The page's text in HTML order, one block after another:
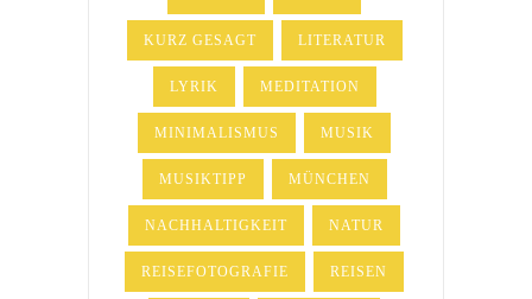
KURZ GESAGT LITERATUR
LYRIK MEDITATION
MINIMALISMUS MUSIK
MUSIKTIPP MÜNCHEN
NACHHALTIGKEIT NATUR
REISEFOTOGRAFIE REISEN